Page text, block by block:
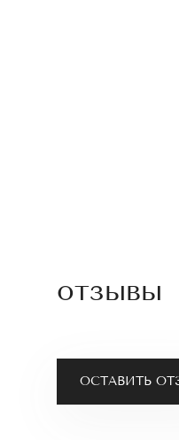
отзывы
ОСТАВИТЬ